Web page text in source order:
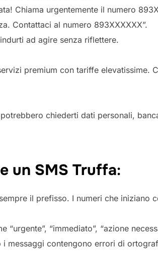
Chiama urgentemente il numero
Contattaci al numero 893XXXXXX”.
ad agire senza riflettere.
premium con tariffe elevatissime.
chiederti dati personali,
un SMS Truffa:
il prefisso. I numeri che iniziano
“urgente”, “immediato”, “azione
i messaggi contengono errori di